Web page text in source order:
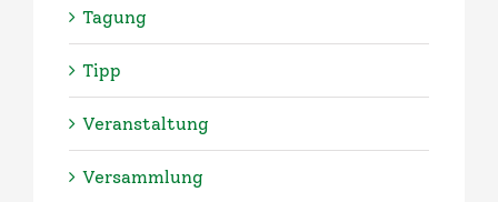
Tagung
Tipp
Veranstaltung
Versammlung